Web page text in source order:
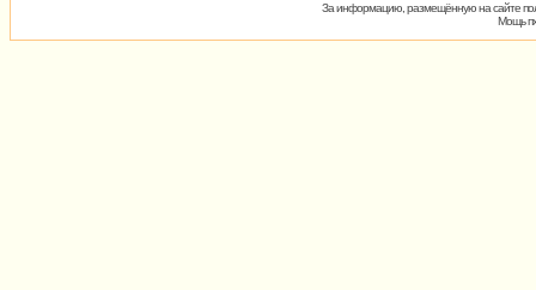
За информацию, размещённую на сайте
Мощь